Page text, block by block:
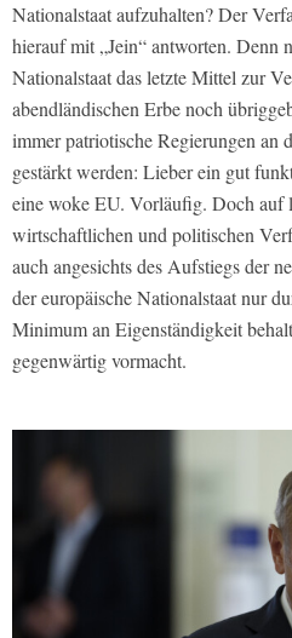
Nationalstaat aufzuhalten? Der
hierauf mit „Jein“ antworten. Denn
Nationalstaat das letzte Mittel zur
abendländischen Erbe noch
immer patriotische Regierungen an
gestärkt werden: Lieber ein gut
eine woke EU. Vorläufig. Doch auf
wirtschaftlichen und politischen
auch angesichts des Aufstiegs der
der europäische Nationalstaat nur
Minimum an Eigenständigkeit
gegenwärtig vormacht.